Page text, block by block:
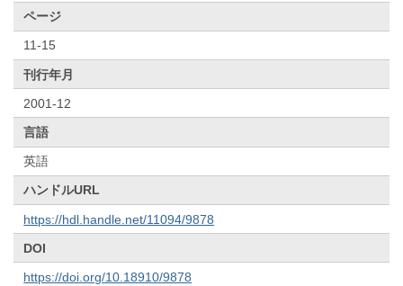
ページ
11-15
刊行年月
2001-12
言語
英語
ハンドルURL
https://hdl.handle.net/11094/9878
DOI
https://doi.org/10.18910/9878